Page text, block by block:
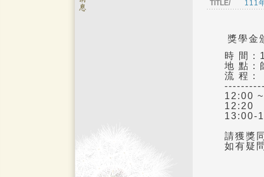
TITLE/ 111
獎學金
時 間：
地 點：
流 程：
12:00
請獲獎
如有疑